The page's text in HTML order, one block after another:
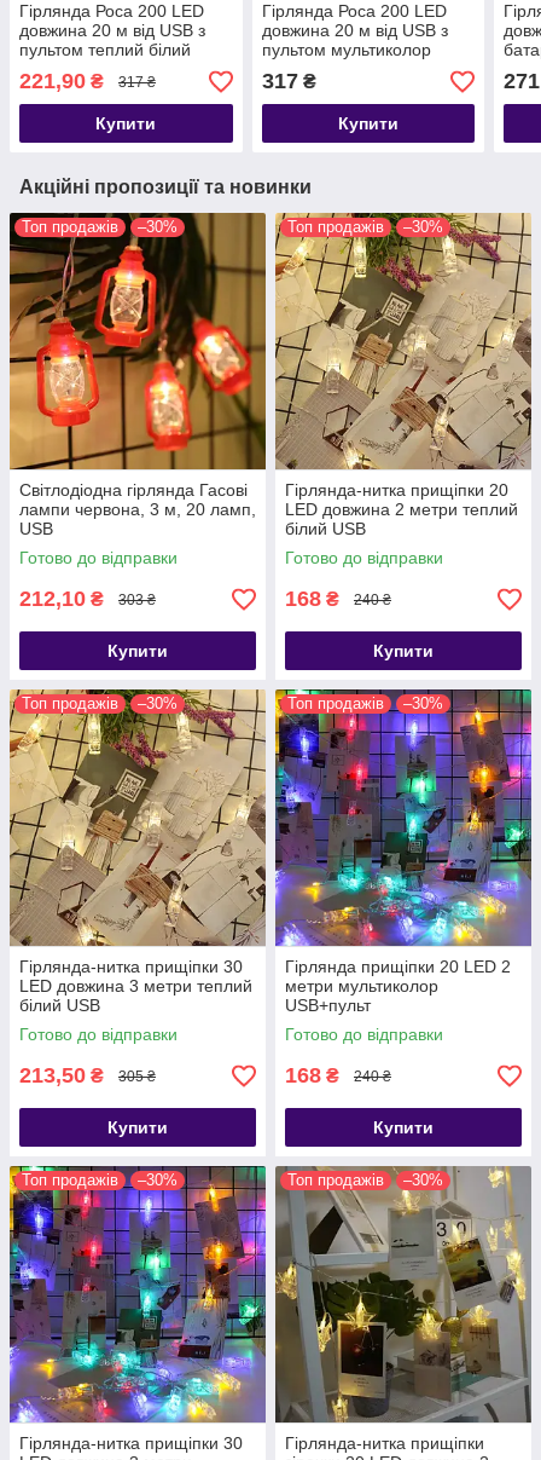
Гірлянда Роса 200 LED
довжина 20 м від USB з
пультом теплий білий
221,90 ₴ 317 ₴
Купити
Гірлянда Роса 200 LED
довжина 20 м від USB з
пультом мультиколор
317₴
Купити
271
Акційні пропозиції та новинки
Топ продажів –30%
Світлодіодна гірлянда Гасові
лампи червона, 3 м, 20 ламп,
USB
Готово до відправки
212,10 ₴ 303 ₴
Купити
Топ продажів –30%
Гірлянда-нитка прищіпки 20
LED довжина 2 метри теплий
білий USB
Готово до відправки
168 ₴ 240 ₴
Купити
Топ продажів –30%
Гірлянда-нитка прищіпки 30
LED довжина 3 метри теплий
білий USB
Готово до відправки
213,50 ₴ 305 ₴
Купити
Топ продажів –30%
Гірлянда прищіпки 20 LED 2
метри мультиколор
USB+пульт
Готово до відправки
168 ₴ 240 ₴
Купити
Топ продажів –30%
Гірлянда-нитка прищіпки 30
Топ продажів –30%
Гірлянда-нитка прищіпки